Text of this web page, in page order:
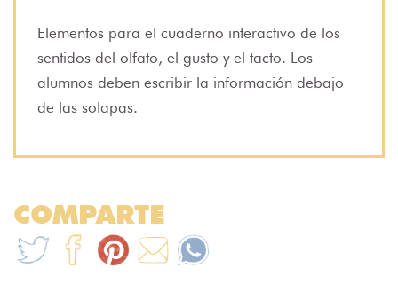
Elementos para el cuaderno interactivo de los
sentidos del olfato, el gusto y el tacto. Los
alumnos deben escribir la información debajo
de las solapas.
COMPARTE